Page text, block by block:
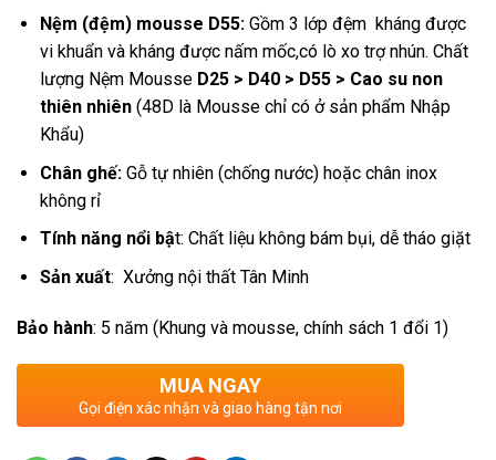
Nệm (đệm) mousse D55:Gồm 3 lớp đệm kháng được
vi khuẩn và kháng được nấm mốc,có lò xo trợ nhún. Chất
lượng Nệm Mousse D25 > D40 > D55 > Cao su non
thiên nhiên(48D là Mousse chỉ có ở sản phẩm Nhập
Khẩu)
Chân ghế:Gỗ tự nhiên (chống nước) hoặc chân inox
không rỉ
Tính năng nổi bật: Chất liệu không bám bụi, dễ tháo giặt
Sản xuất: Xưởng nội thất Tân Minh
Bảo hành: 5 năm (Khung và mousse, chính sách 1 đổi 1)
MUA NGAY
Gọi điện xác nhận và giao hàng tận nơi